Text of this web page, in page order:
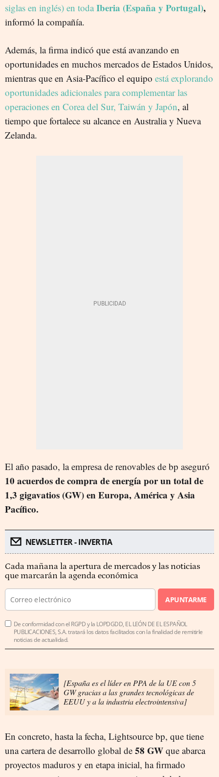
siglas en inglés) en todaIberia (España y Portugal),
informó la compañía.
Además, la firma indicó que está avanzando en
oportunidades en muchos mercados de Estados Unidos,
mientras que en Asia-Pacífico el equipo está explorando
oportunidades adicionales para complementar las
operaciones en Corea del Sur, Taiwán y Japón, al
tiempo que fortalece su alcance en Australia y Nueva
Zelanda.
El año pasado, la empresa de renovables de bp aseguró
10 acuerdos de compra de energía por un total de
1,3 gigavatios (GW) en Europa, América y Asia
Pacífico.
NEWSLETTER - INVERTIA
Cada mañana la apertura de mercados y las noticias
que marcarán la agenda económica
APUNTARME
De conformidad con el RGPD y la LOPDGDD, EL LEÓN DE EL ESPAÑOL
PUBLICACIONES, S.A. tratará los datos facilitados con la finalidad de remitirle
noticias de actualidad.
[España es el líder en PPA de la UE con 5
GW gracias a las grandes tecnológicas de
EEUU y a la industria electrointensiva]
En concreto, hasta la fecha, Lightsource bp, que tiene
una cartera de desarrollo global de 58 GW que abarca
proyectos maduros y en etapa inicial, ha firmado